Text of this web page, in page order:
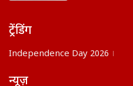
ट्रेंडिंग
Independence Day 2026
न्यूज़